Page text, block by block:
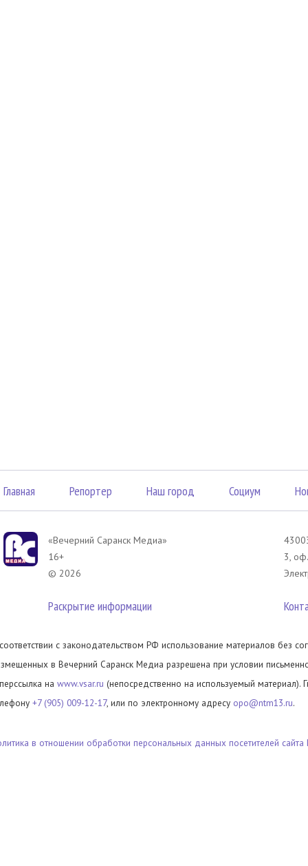
Главная Репортер Наш город Социум
«Вечерний Саранск Mедиа»
16+
© 2026
Раскрытие информации
3,
с законодательством РФ использование материалов без
в Вечерний Саранск Медиа разрешена при условии
на www.vsar.ru (непосредственно на используемый материал).
+7 (905) 009-12-17, или по электронному адресу opo@ntm13.ru.
в отношении обработки персональных данных посетителей